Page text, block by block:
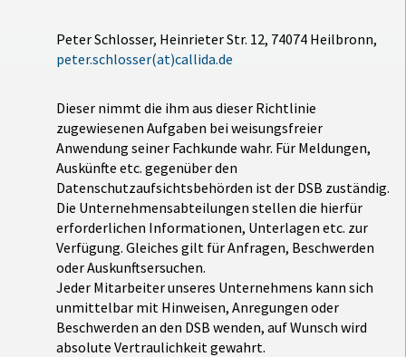
Peter Schlosser, Heinrieter Str. 12, 74074 Heilbronn,
peter.schlosser(at)callida.de
Dieser nimmt die ihm aus dieser Richtlinie
zugewiesenen Aufgaben bei weisungsfreier
Anwendung seiner Fachkunde wahr. Für Meldungen,
Auskünfte etc. gegenüber den
Datenschutzaufsichtsbehörden ist der DSB zuständig.
Die Unternehmensabteilungen stellen die hierfür
erforderlichen Informationen, Unterlagen etc. zur
Verfügung. Gleiches gilt für Anfragen, Beschwerden
oder Auskunftsersuchen.
Jeder Mitarbeiter unseres Unternehmens kann sich
unmittelbar mit Hinweisen, Anregungen oder
Beschwerden an den DSB wenden, auf Wunsch wird
absolute Vertraulichkeit gewahrt.